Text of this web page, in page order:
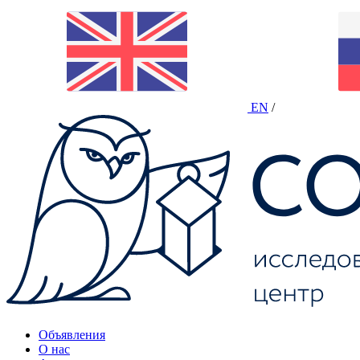
EN /
Объявления
О нас